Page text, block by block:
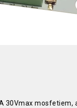
30Vmax mosfetiem,